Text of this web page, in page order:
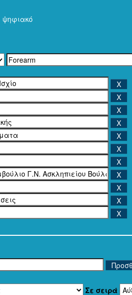
ψηφιακό
Σε σειρά